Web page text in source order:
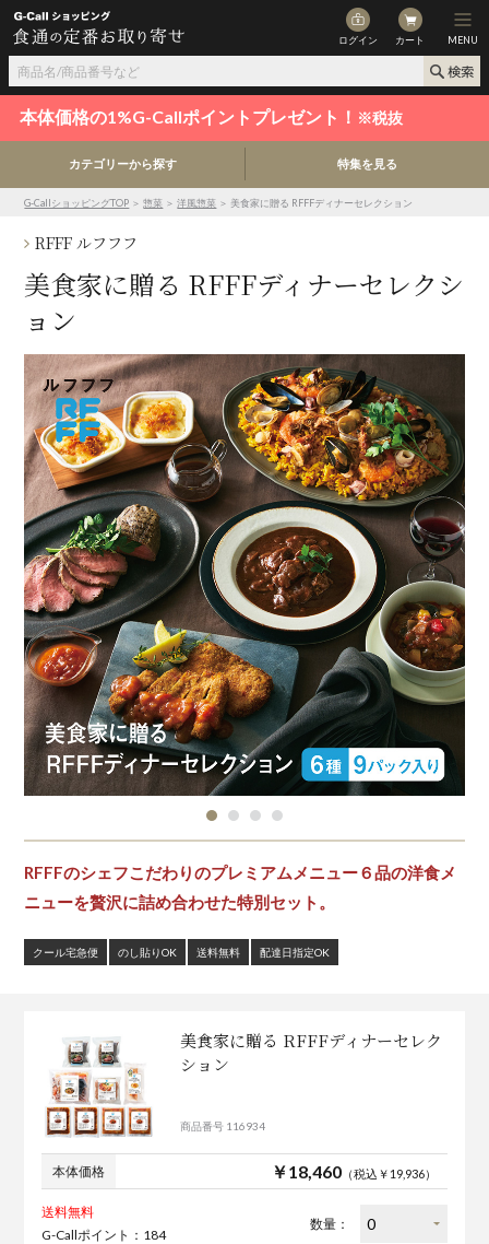
ログイン カート MENU
本体価格の1%G-Callポイントプレゼント！ ※税抜
カテゴリーから探す 特集を見る
G-CallショッピングTOP ＞惣菜 ＞洋風惣菜 ＞ 美食家に贈る RFFFディナーセレクション
RFFF ルフフフ
美食家に贈る RFFFディナーセレクシ
ョン
RFFFのシェフこだわりのプレミアムメニュー６品の洋食メ
ニューを贅沢に詰め合わせた特別セット。
クール宅急便 のし貼りOK 送料無料 配達日指定OK
美食家に贈る RFFFディナーセレク
ション
商品番号 116934
本体価格 ￥18,460（税込￥19,936）
送料無料
G-Callポイント：184
数量：